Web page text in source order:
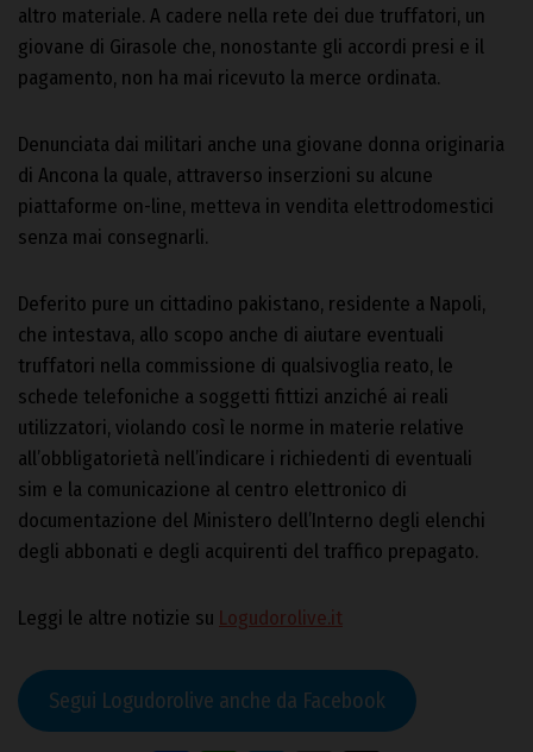
altro materiale. A cadere nella rete dei due truffatori, un
giovane di Girasole che, nonostante gli accordi presi e il
pagamento, non ha mai ricevuto la merce ordinata.
Denunciata dai militari anche una giovane donna originaria
di Ancona la quale, attraverso inserzioni su alcune
piattaforme on-line, metteva in vendita elettrodomestici
senza mai consegnarli.
Deferito pure un cittadino pakistano, residente a Napoli,
che intestava, allo scopo anche di aiutare eventuali
truffatori nella commissione di qualsivoglia reato, le
schede telefoniche a soggetti fittizi anziché ai reali
utilizzatori, violando così le norme in materie relative
all’obbligatorietà nell’indicare i richiedenti di eventuali
sim e la comunicazione al centro elettronico di
documentazione del Ministero dell’Interno degli elenchi
degli abbonati e degli acquirenti del traffico prepagato.
Leggi le altre notizie su Logudorolive.it
Segui Logudorolive anche da Facebook